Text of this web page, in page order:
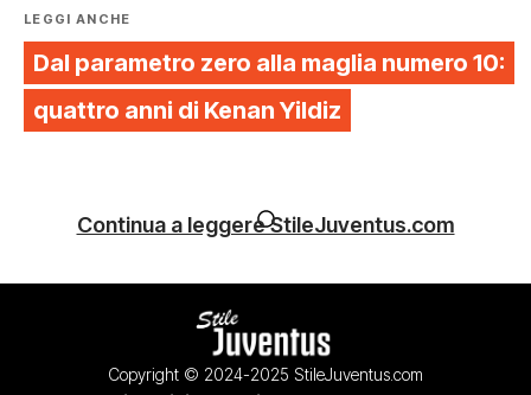
LEGGI ANCHE
Dal parametro zero alla maglia numero 10:
quattro anni di Kenan Yildiz
Continua a leggere StileJuventus.com
Copyright © 2024-2025 StileJuventus.com